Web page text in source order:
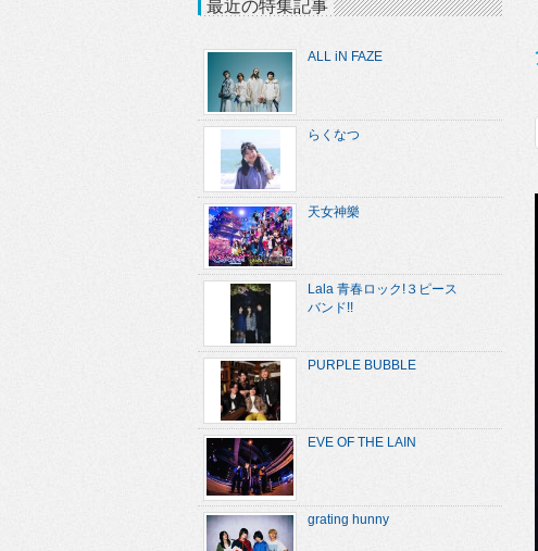
最近の特集記事
ALL iN FAZE
らくなつ
天女神樂
Lala 青春ロック!３ピース
バンド!!
PURPLE BUBBLE
EVE OF THE LAIN
grating hunny